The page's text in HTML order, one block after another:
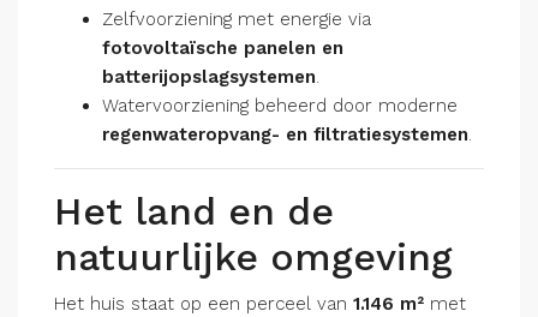
Zelfvoorziening met energie via
fotovoltaïsche panelen en
batterijopslagsystemen
Watervoorziening beheerd door moderne
regenwateropvang- en filtratiesystemen
Het land en de
natuurlijke omgeving
Het huis staat op een perceel van 1.146 m² met